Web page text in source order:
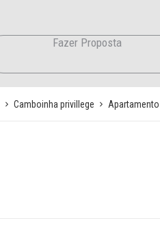
Fazer Proposta
Camboinha privillege Apartamento